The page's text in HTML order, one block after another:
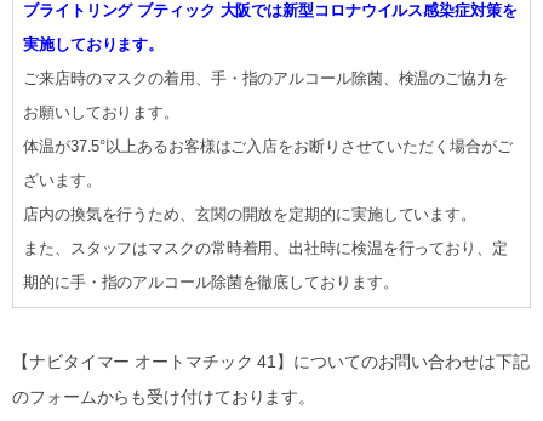
ブライトリング ブティック 大阪では新型コロナウイルス感染症対策を
実施しております。
ご来店時のマスクの着用、手・指のアルコール除菌、検温のご協力を
お願いしております。
体温が37.5°以上あるお客様はご入店をお断りさせていただく場合がご
ざいます。
店内の換気を行うため、玄関の開放を定期的に実施しています。
また、スタッフはマスクの常時着用、出社時に検温を行っており、定
期的に手・指のアルコール除菌を徹底しております。
【ナビタイマー オートマチック 41】についてのお問い合わせは下記
のフォームからも受け付けております。